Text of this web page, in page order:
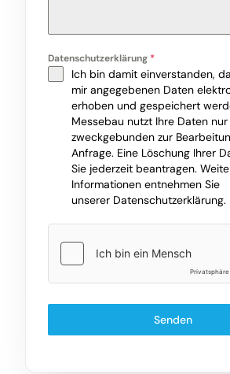
Datenschutzerklärung *
Ich bin damit einverstanden,
mir angegebenen Daten
erhoben und gespeichert
Messebau nutzt Ihre Daten
zweckgebunden zur
Anfrage. Eine Löschung Ihrer
Sie jederzeit beantragen.
Informationen entnehmen Sie
unserer Datenschutzerklärung.
Senden